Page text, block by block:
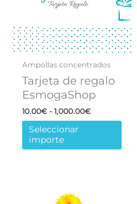
Ampollas concentrados
Tarjeta de regalo
EsmogaShop
10.00€ - 1,000.00€Rango
de
10.00€
Seleccionar
importe
Este
producto
tiene
múltiples
variantes.
Las